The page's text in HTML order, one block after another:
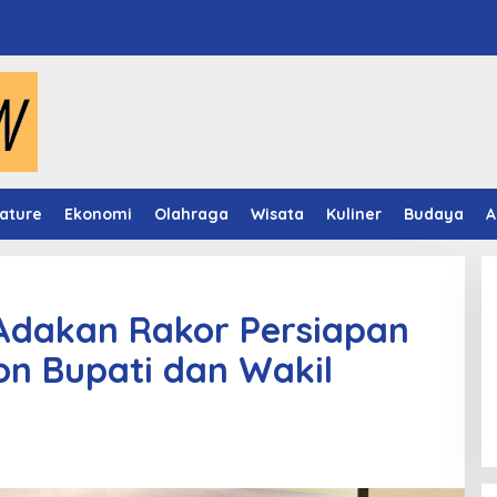
Ekonomi Olahraga Wisata Kuliner Budaya
Rakor Persiapan
Bupati dan Wakil
Video Mapping Museum